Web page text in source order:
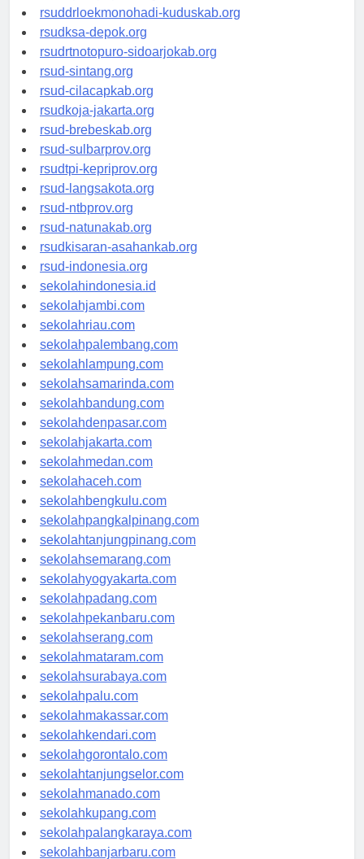
rsud-tpikepriprov.org
rsuddrloekmonohadi-kuduskab.org
rsudksa-depok.org
rsudrtnotopuro-sidoarjokab.org
rsud-sintang.org
rsud-cilacapkab.org
rsudkoja-jakarta.org
rsud-brebeskab.org
rsud-sulbarprov.org
rsudtpi-kepriprov.org
rsud-langsakota.org
rsud-ntbprov.org
rsud-natunakab.org
rsudkisaran-asahankab.org
rsud-indonesia.org
sekolahindonesia.id
sekolahjambi.com
sekolahriau.com
sekolahpalembang.com
sekolahlampung.com
sekolahsamarinda.com
sekolahbandung.com
sekolahdenpasar.com
sekolahjakarta.com
sekolahmedan.com
sekolahaceh.com
sekolahbengkulu.com
sekolahpangkalpinang.com
sekolahtanjungpinang.com
sekolahsemarang.com
sekolahyogyakarta.com
sekolahpadang.com
sekolahpekanbaru.com
sekolahserang.com
sekolahmataram.com
sekolahsurabaya.com
sekolahpalu.com
sekolahmakassar.com
sekolahkendari.com
sekolahgorontalo.com
sekolahtanjungselor.com
sekolahmanado.com
sekolahkupang.com
sekolahpalangkaraya.com